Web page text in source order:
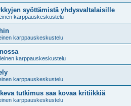
syöttämistä yhdysvaltalaisille
karppauskeskustelu
karppauskeskustelu
karppauskeskustelu
karppauskeskustelu
tutkimus saa kovaa kritiikkiä
karppauskeskustelu